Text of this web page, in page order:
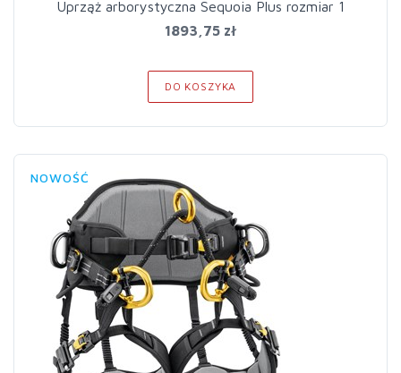
Uprząż arborystyczna Sequoia Plus rozmiar 1
1893,75 zł
DO KOSZYKA
NOWOŚĆ